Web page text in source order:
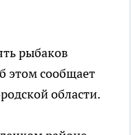
рыбаков
этом сообщает
области.